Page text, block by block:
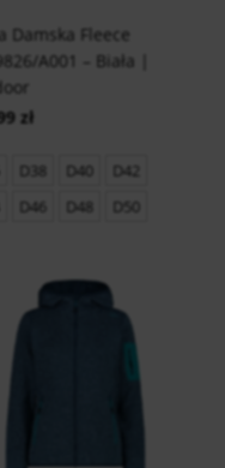
Damska Fleece
A001 – Biała |
zł
D38 D40
D42
D46 D48 D50